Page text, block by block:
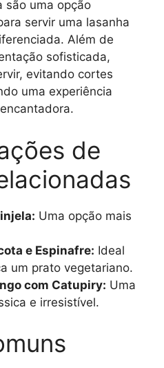
são uma opção
servir uma lasanha
Além de
sofisticada,
evitando cortes
uma experiência
de
Uma opção mais
e Espinafre: Ideal
um prato vegetariano.
com Catupiry: Uma
e irresistível.